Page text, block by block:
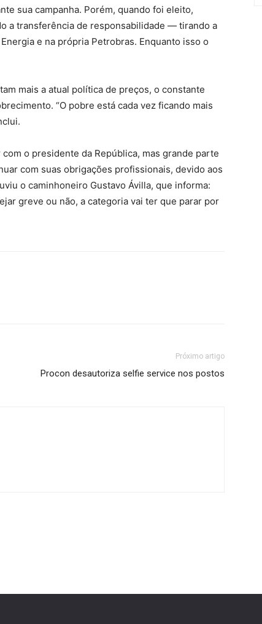
sua campanha. Porém, quando foi eleito,
a transferência de responsabilidade — tirando a
e na própria Petrobras. Enquanto isso o
mais a atual política de preços, o constante
“O pobre está cada vez ficando mais
o presidente da República, mas grande parte
com suas obrigações profissionais, devido aos
o caminhoneiro Gustavo Ávilla, que informa:
greve ou não, a categoria vai ter que parar por
Próximo artigo
Procon desautoriza selfie service nos postos